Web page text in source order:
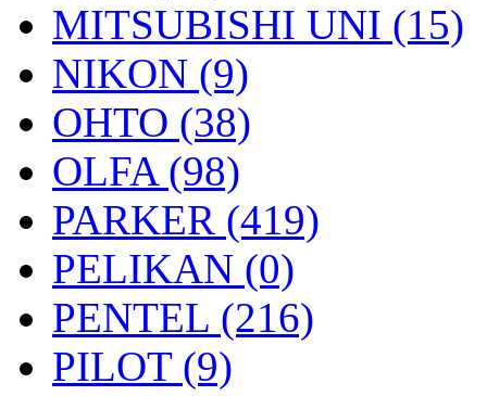
MITSUBISHI UNI (15)
NIKON (9)
OHTO (38)
OLFA (98)
PARKER (419)
PELIKAN (0)
PENTEL (216)
PILOT (9)